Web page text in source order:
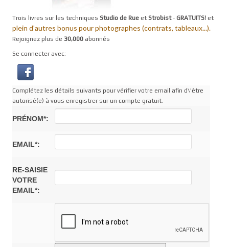
Trois livres sur les techniques Studio de Rue et Strobist- GRATUITS! et
plein d'autres bonus pour photographes (contrats, tableaux...).
Rejoignez plus de 30,000 abonnés
Se connecter avec:
Complétez les détails suivants pour vérifier votre email afin d\'être
autorisé(e) à vous enregistrer sur un compte gratuit.
PRÉNOM*:
EMAIL*:
RE-SAISIE
VOTRE
EMAIL*: